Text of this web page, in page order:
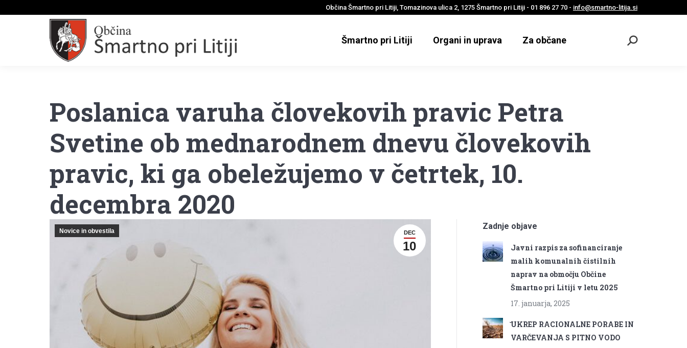
Občina Šmartno pri Litiji, Tomazinova ulica 2, 1275 Šmartno pri Litiji - 01 896 27 70 - info@smartno-litija.si
Šmartno pri Litiji Organi in uprava Za občane
Odpri
Poslanica varuha človekovih pravic Petra
Svetine ob mednarodnem dnevu človekovih
pravic, ki ga obeležujemo v četrtek, 10.
decembra 2020
DEC
10
Novice in obvestila Zadnje objave
Javni razpis za sofinanciranje
malih komunalnih čistilnih
naprav na območju Občine
Šmartno pri Litiji v letu 2025
17. januarja, 2025
̌UKREP RACIONALNE PORABE IN
VARČEVANJA S PITNO VODO